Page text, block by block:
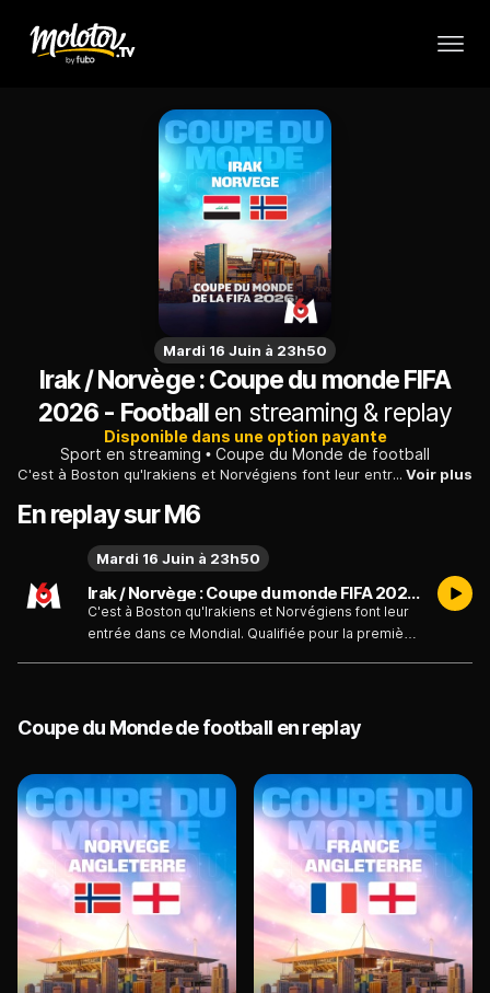
Mardi 16 Juin à 23h50
Irak / Norvège : Coupe du monde FIFA
2026 - Football en streaming & replay
Disponible dans une option payante
Sport en streaming
Coupe du Monde de football
C'est à Boston qu'Irakiens et Norvégiens font leur entrée dans ce mondial. Qualifiée pour la première fois depuis 1998, la Norvège d'Erling Haaland espère faire parler d'elle. Voir plus
En replay sur M6
Irak / Norvège : Coupe du monde FIFA 2026 - Football - Irak / Norvège - Émission du mardi 16 juin
C'est à Boston qu'Irakiens et Norvégiens font leur
entrée dans ce Mondial. Qualifiée pour la première
Mardi 16 Juin à 23h50
Coupe du Monde de football en replay